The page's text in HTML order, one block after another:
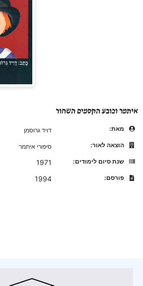
איתמר וכובע הקסמים השחור
מאת:
דויד גרוסמן
הוצאה לאור:
סיפורי איתמר
שנת סיום לימודים:
1971
פורסם: 1994